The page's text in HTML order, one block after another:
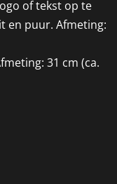
of tekst op te
en puur. Afmeting:
31 cm (ca.